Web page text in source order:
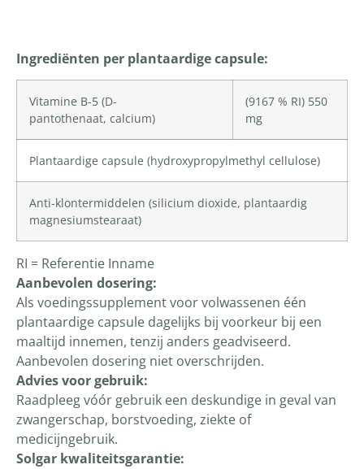
Ingrediënten per plantaardige capsule:
Vitamine B-5 (D-
pantothenaat, calcium)
(9167 % RI) 550
mg
Plantaardige capsule (hydroxypropylmethyl cellulose)
Anti-klontermiddelen (silicium dioxide, plantaardig
magnesiumstearaat)
RI = Referentie Inname
Aanbevolen dosering:
Als voedingssupplement voor volwassenen één
plantaardige capsule dagelijks bij voorkeur bij een
maaltijd innemen, tenzij anders geadviseerd.
Aanbevolen dosering niet overschrijden.
Advies voor gebruik:
Raadpleeg vóór gebruik een deskundige in geval van
zwangerschap, borstvoeding, ziekte of
medicijngebruik.
Solgar kwaliteitsgarantie: